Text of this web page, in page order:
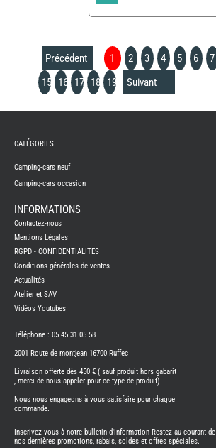
Précédent 1 2 3 4 5 6 7
15
16 17 18 19 Suivant
CAMPING-
NEUFS
CAMPING-
CAMPING-
BENIMAR
CAMPING-
CARADO
CAMPING-
ITINEO
CAMPING-
OCCASION
CARADO
NEUFS
CATÉGORIES
Camping-cars neuf
Camping-cars occasion
INFORMATIONS
Contactez-nous
Mentions Légales
RGPD - CONFIDENTIALITES
Conditions générales de ventes
Actualités
Atelier et SAV
Vidéos Youtubes
Téléphone : 05 45 31 05 58
2001 Route de montjean 16700 Ruffec
Livraison offerte dès 450 € ( sauf produit hors gabarit
, merci de nous appeler pour ce type de produit)
Nous nous engageons à vous satisfaire pour chaque
commande.
Inscrivez-vous à notre bulletin d'information Restez au courant de
nos dernières promotions, rabais, soldes et offres spéciales.